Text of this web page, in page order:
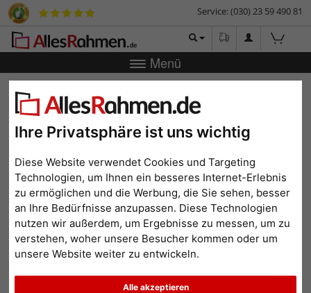
Ihre Privatsphäre ist uns wichtig
Diese Website verwendet Cookies und Targeting
Technologien, um Ihnen ein besseres Internet-Erlebnis
zu ermöglichen und die Werbung, die Sie sehen, besser
an Ihre Bedürfnisse anzupassen. Diese Technologien
nutzen wir außerdem, um Ergebnisse zu messen, um zu
verstehen, woher unsere Besucher kommen oder um
unsere Website weiter zu entwickeln.
Alle akzeptieren
Service: (030) 23 59 490 81
Menü
Zurück
Tischaufsteller Solid
Holz-Tischaufsteller Solid